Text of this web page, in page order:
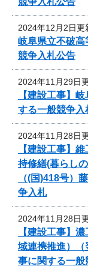
2024年12月2日更
岐阜県立不破
競争入札公告
2024年11月29日
【建設工事】
する一般競争入
2024年11月28日
【建設工事】
持修繕(暮らし
（(国)418号）
争入札
2024年11月28日
【建設工事】
域連携推進）
事に関する一般